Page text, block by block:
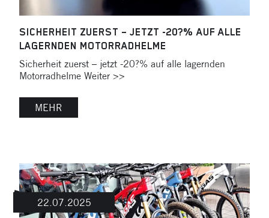
SICHERHEIT ZUERST – JETZT -20?% AUF ALLE
LAGERNDEN MOTORRADHELME
Sicherheit zuerst – jetzt -20?% auf alle lagernden
Motorradhelme Weiter >>
MEHR
22.07.2025